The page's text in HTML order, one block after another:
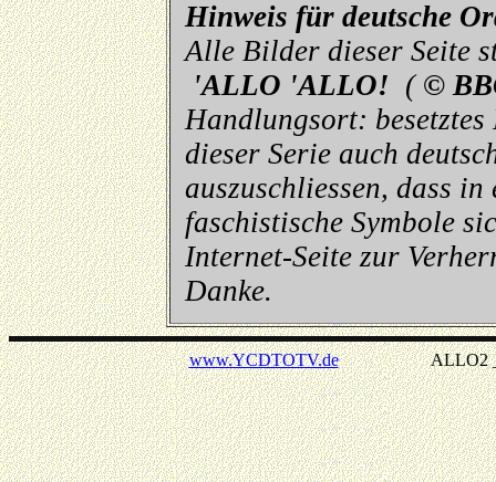
Hinweis für deutsche
Alle Bilder dieser Seite
'ALLO 'ALLO! ( ©
Handlungsort:
dieser Serie auch
auszuschliessen, dass in
faschistische Symbole
Internet-Seite zur
Danke.
www.YCDTOTV.deALLO2 _